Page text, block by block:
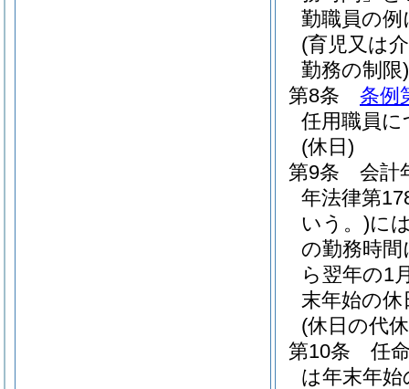
勤職員の
(育児又は
勤務の制限)
第8条
条例
任用職員
(休日)
第9条
会計
年法律第
いう。)に
の勤務時
ら翌年の1
末年始の
(休日の代
第10条
任
は年末年始